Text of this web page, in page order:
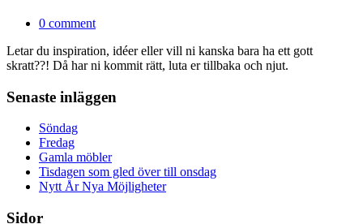
0 comment
Letar du inspiration, idéer eller vill ni kanska bara ha ett gott
skratt??! Då har ni kommit rätt, luta er tillbaka och njut.
Senaste inläggen
Söndag
Fredag
Gamla möbler
Tisdagen som gled över till onsdag
Nytt År Nya Möjligheter
Sidor